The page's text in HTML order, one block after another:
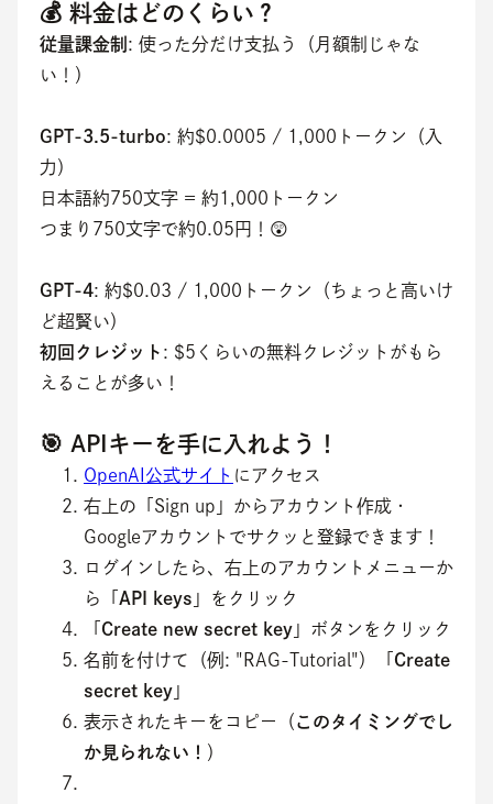
💰 料金はどのくらい？
従量課金制 : 使った分だけ支払う（月額制じゃな
い！）
GPT-3.5-turbo: 約$0.0005 / 1,000トークン（入
力）
日本語約750文字 = 約1,000トークン
つまり750文字で約0.05円！😲
GPT-4: 約$0.03 / 1,000トークン（ちょっと高いけ
ど超賢い）
初回クレジット : $5くらいの無料クレジットがもら
えることが多い！
🎯 APIキーを手に入れよう！
OpenAI公式サイト にアクセス
右上の「Sign up」からアカウント作成・
Googleアカウントでサクッと登録できます！
ログインしたら、右上のアカウントメニューか
ら「 API keys 」をクリック
Create new secret key 」ボタンをクリック
名前を付けて（例: "RAG-Tutorial"）「 Create
secret key 」
表示されたキーをコピー（ このタイミングでし
か見られない！ ）